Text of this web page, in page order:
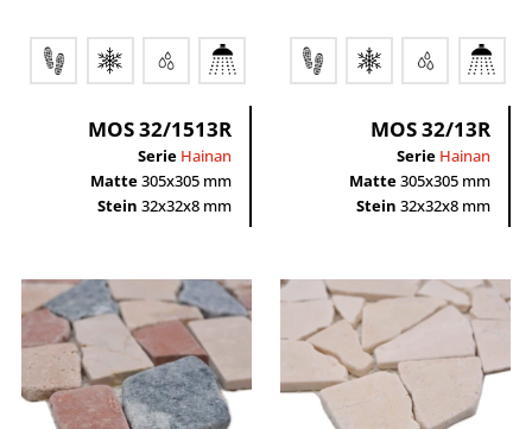
MOS 32/1513R
Serie Hainan
Matte305x305 mm
Stein 32x32x8 mm
MOS 32/13R
Serie Hainan
Matte305x305 mm
Stein 32x32x8 mm